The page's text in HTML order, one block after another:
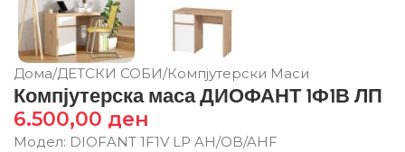
Дома/ДЕТСКИ СОБИ/Компјутерски Маси
Компјутерска маса ДИОФАНТ 1Ф1В ЛП
6.500,00 ден
Модел: DIOFANT 1F1V LP AH/OB/AHF